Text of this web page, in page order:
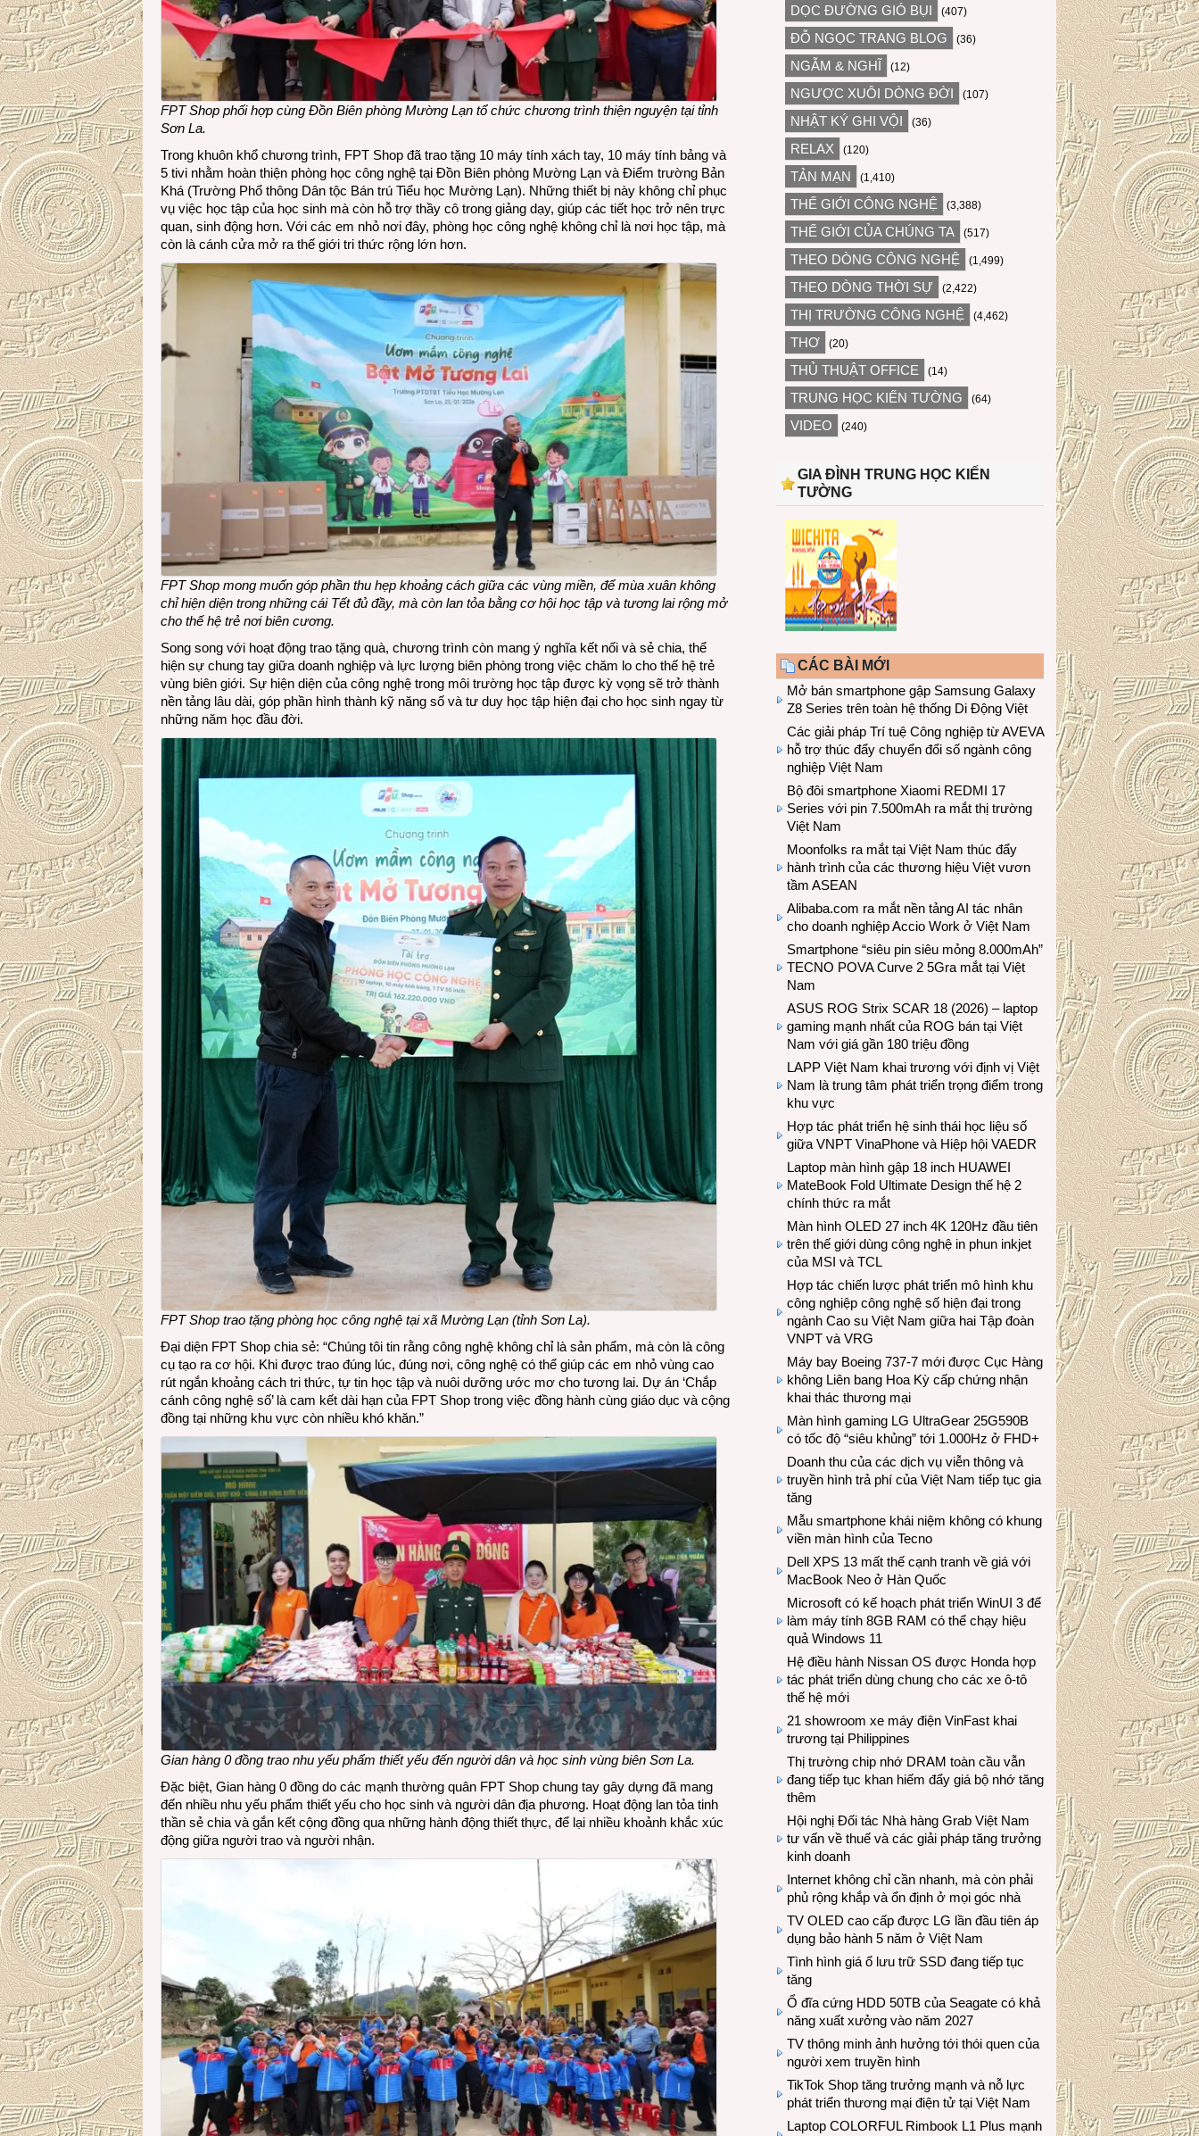
FPT Shop phối hợp cùng Đồn Biên phòng Mường Lạn tổ chức chương trình thiện nguyện tại tỉnh
Sơn La.
Trong khuôn khổ chương trình, FPT Shop đã trao tặng 10 máy tính xách tay, 10 máy tính bảng và
5 tivi nhằm hoàn thiện phòng học công nghệ tại Đồn Biên phòng Mường Lạn và Điểm trường Bản
Khá (Trường Phổ thông Dân tộc Bán trú Tiểu học Mường Lạn). Những thiết bị này không chỉ phục
vụ việc học tập của học sinh mà còn hỗ trợ thầy cô trong giảng dạy, giúp các tiết học trở nên trực
quan, sinh động hơn. Với các em nhỏ nơi đây, phòng học công nghệ không chỉ là nơi học tập, mà
còn là cánh cửa mở ra thế giới tri thức rộng lớn hơn.
FPT Shop mong muốn góp phần thu hẹp khoảng cách giữa các vùng miền, để mùa xuân không
chỉ hiện diện trong những cái Tết đủ đầy, mà còn lan tỏa bằng cơ hội học tập và tương lai rộng mở
cho thế hệ trẻ nơi biên cương.
Song song với hoạt động trao tặng quà, chương trình còn mang ý nghĩa kết nối và sẻ chia, thể
hiện sự chung tay giữa doanh nghiệp và lực lượng biên phòng trong việc chăm lo cho thế hệ trẻ
vùng biên giới. Sự hiện diện của công nghệ trong môi trường học tập được kỳ vọng sẽ trở thành
nền tảng lâu dài, góp phần hình thành kỹ năng số và tư duy học tập hiện đại cho học sinh ngay từ
những năm học đầu đời.
FPT Shop trao tặng phòng học công nghệ tại xã Mường Lạn (tỉnh Sơn La).
Đại diện FPT Shop chia sẻ: “Chúng tôi tin rằng công nghệ không chỉ là sản phẩm, mà còn là công
cụ tạo ra cơ hội. Khi được trao đúng lúc, đúng nơi, công nghệ có thể giúp các em nhỏ vùng cao
rút ngắn khoảng cách tri thức, tự tin học tập và nuôi dưỡng ước mơ cho tương lai. Dự án ‘Chắp
cánh công nghệ số’ là cam kết dài hạn của FPT Shop trong việc đồng hành cùng giáo dục và cộng
đồng tại những khu vực còn nhiều khó khăn.”
Gian hàng 0 đồng trao nhu yếu phẩm thiết yếu đến người dân và học sinh vùng biên Sơn La.
Đặc biệt, Gian hàng 0 đồng do các mạnh thường quân FPT Shop chung tay gây dựng đã mang
đến nhiều nhu yếu phẩm thiết yếu cho học sinh và người dân địa phương. Hoạt động lan tỏa tinh
thần sẻ chia và gắn kết cộng đồng qua những hành động thiết thực, để lại nhiều khoảnh khắc xúc
động giữa người trao và người nhận.
DỌC ĐƯỜNG GIÓ BỤI (407)
ĐỖ NGỌC TRANG BLOG (36)
NGẪM & NGHĨ (12)
NGƯỢC XUÔI DÒNG ĐỜI (107)
NHẬT KÝ GHI VỘI (36)
RELAX (120)
TẢN MẠN (1,410)
THẾ GIỚI CÔNG NGHỆ (3,388)
THẾ GIỚI CỦA CHÚNG TA (517)
THEO DÒNG CÔNG NGHỆ (1,499)
THEO DÒNG THỜI SỰ (2,422)
THỊ TRƯỜNG CÔNG NGHỆ (4,462)
THƠ (20)
THỦ THUẬT OFFICE (14)
TRUNG HỌC KIẾN TƯỜNG (64)
VIDEO (240)
GIA ĐÌNH TRUNG HỌC KIẾN
TƯỜNG
CÁC BÀI MỚI
Mở bán smartphone gập Samsung Galaxy
Z8 Series trên toàn hệ thống Di Động Việt
Các giải pháp Trí tuệ Công nghiệp từ AVEVA
hỗ trợ thúc đẩy chuyển đổi số ngành công
nghiệp Việt Nam
Bộ đôi smartphone Xiaomi REDMI 17
Series với pin 7.500mAh ra mắt thị trường
Việt Nam
Moonfolks ra mắt tại Việt Nam thúc đẩy
hành trình của các thương hiệu Việt vươn
tầm ASEAN
Alibaba.com ra mắt nền tảng AI tác nhân
cho doanh nghiệp Accio Work ở Việt Nam
Smartphone “siêu pin siêu mỏng 8.000mAh”
TECNO POVA Curve 2 5Gra mắt tại Việt
Nam
ASUS ROG Strix SCAR 18 (2026) – laptop
gaming mạnh nhất của ROG bán tại Việt
Nam với giá gần 180 triệu đồng
LAPP Việt Nam khai trương với định vị Việt
Nam là trung tâm phát triển trọng điểm trong
khu vực
Hợp tác phát triển hệ sinh thái học liệu số
giữa VNPT VinaPhone và Hiệp hội VAEDR
Laptop màn hình gập 18 inch HUAWEI
MateBook Fold Ultimate Design thế hệ 2
chính thức ra mắt
Màn hình OLED 27 inch 4K 120Hz đầu tiên
trên thế giới dùng công nghệ in phun inkjet
của MSI và TCL
Hợp tác chiến lược phát triển mô hình khu
công nghiệp công nghệ số hiện đại trong
ngành Cao su Việt Nam giữa hai Tập đoàn
VNPT và VRG
Máy bay Boeing 737-7 mới được Cục Hàng
không Liên bang Hoa Kỳ cấp chứng nhận
khai thác thương mại
Màn hình gaming LG UltraGear 25G590B
có tốc độ “siêu khủng” tới 1.000Hz ở FHD+
Doanh thu của các dịch vụ viễn thông và
truyền hình trả phí của Việt Nam tiếp tục gia
tăng
Mẫu smartphone khái niệm không có khung
viền màn hình của Tecno
Dell XPS 13 mất thế cạnh tranh về giá với
MacBook Neo ở Hàn Quốc
Microsoft có kế hoạch phát triển WinUI 3 để
làm máy tính 8GB RAM có thể chạy hiệu
quả Windows 11
Hệ điều hành Nissan OS được Honda hợp
tác phát triển dùng chung cho các xe ô-tô
thế hệ mới
21 showroom xe máy điện VinFast khai
trương tại Philippines
Thị trường chip nhớ DRAM toàn cầu vẫn
đang tiếp tục khan hiếm đẩy giá bộ nhớ tăng
thêm
Hội nghị Đối tác Nhà hàng Grab Việt Nam
tư vấn về thuế và các giải pháp tăng trưởng
kinh doanh
Internet không chỉ cần nhanh, mà còn phải
phủ rộng khắp và ổn định ở mọi góc nhà
TV OLED cao cấp được LG lần đầu tiên áp
dụng bảo hành 5 năm ở Việt Nam
Tình hình giá ổ lưu trữ SSD đang tiếp tục
tăng
Ổ đĩa cứng HDD 50TB của Seagate có khả
năng xuất xưởng vào năm 2027
TV thông minh ảnh hưởng tới thói quen của
người xem truyền hình
TikTok Shop tăng trưởng mạnh và nỗ lực
phát triển thương mại điện tử tại Việt Nam
Laptop COLORFUL Rimbook L1 Plus mạnh